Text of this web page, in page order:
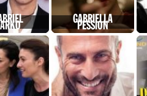
GABRIELLA
PESSION